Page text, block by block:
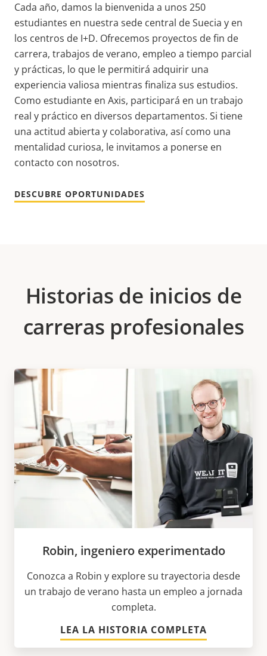
Cada año, damos la bienvenida a unos 250
estudiantes en nuestra sede central de Suecia y en
los centros de I+D. Ofrecemos proyectos de fin de
carrera, trabajos de verano, empleo a tiempo parcial
y prácticas, lo que le permitirá adquirir una
experiencia valiosa mientras finaliza sus estudios.
Como estudiante en Axis, participará en un trabajo
real y práctico en diversos departamentos. Si tiene
una actitud abierta y colaborativa, así como una
mentalidad curiosa, le invitamos a ponerse en
contacto con nosotros.
DESCUBRE OPORTUNIDADES
Historias de inicios de
carreras profesionales
Robin, ingeniero experimentado
Conozca a Robin y explore su trayectoria desde
un trabajo de verano hasta un empleo a jornada
completa.
LEA LA HISTORIA COMPLETA